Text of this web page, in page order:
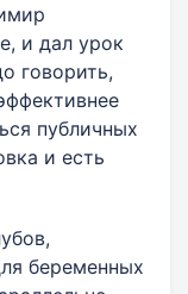
и дал урок
говорить,
публичных
и есть
беременных